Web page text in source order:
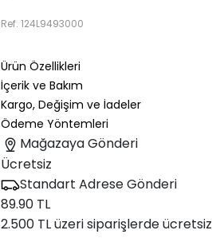
Ref. 124L9493000
Ürün Özellikleri
İçerik ve Bakım
Kargo, Değişim ve İadeler
Ödeme Yöntemleri
Mağazaya Gönderi
Ücretsiz
Standart Adrese Gönderi
89.90 TL
2.500 TL üzeri siparişlerde ücretsiz